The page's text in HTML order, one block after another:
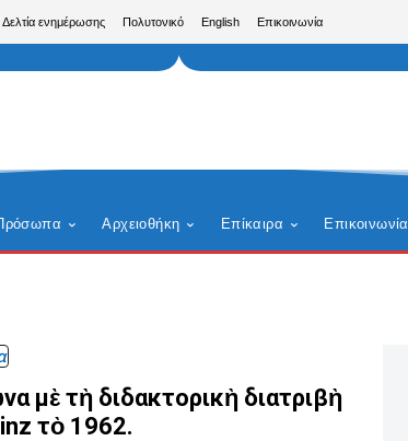
Δελτία ενημέρωσης Πολυτονικό English Επικοινωνία
Αρχειοθήκη Επίκαιρα Επικοινωνία
μὲ τὴ διδακτορικὴ διατριβὴ
τὸ 1962.